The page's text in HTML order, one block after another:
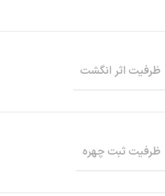
ظرفیت اثر انگشت
ظرفیت ثبت چهره